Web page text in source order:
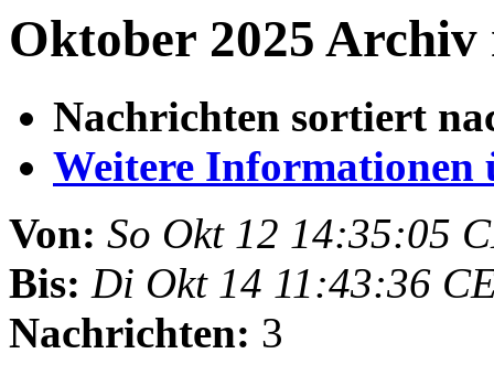
Oktober 2025 Archiv
Nachrichten sortiert
Weitere Informationen
Von: So Okt 12 14:35:05
Bis: Di Okt 14 11:43:36
Nachrichten: 3